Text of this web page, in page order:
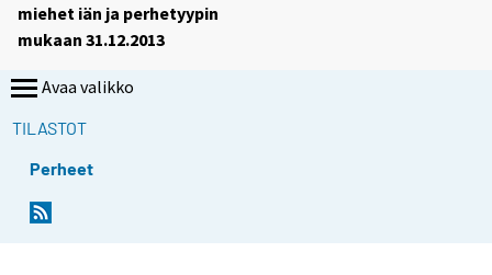
miehet iän ja perhetyypin
mukaan 31.12.2013
Avaa valikko
TILASTOT
Perheet